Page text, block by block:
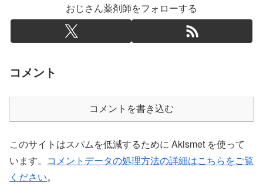
おじさん薬剤師をフォローする
コメント
コメントを書き込む
このサイトはスパムを低減するために Akismet を使って
います。 コメントデータの処理方法の詳細はこちらをご覧
ください。